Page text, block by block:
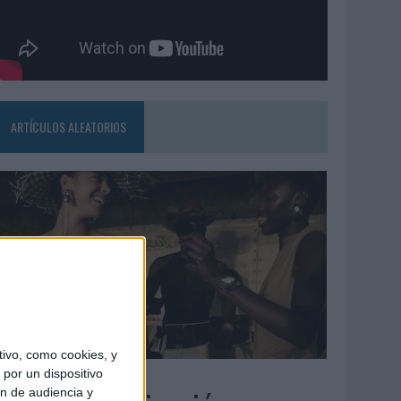
como cookies, y
un dispositivo
de audiencia y
ARTÍCULOS ALEATORIOS
08/2026